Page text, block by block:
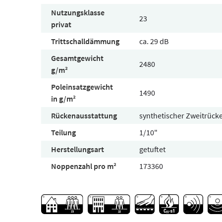
Nutzungsklasse
privat
23
Trittschalldämmung
ca. 29 dB
Gesamtgewicht
g/m²
2480
Poleinsatzgewicht
in g/m²
1490
Rückenausstattung
synthetischer
Teilung
1/10"
Herstellungsart
getuftet
Noppenzahl pro m²
173360